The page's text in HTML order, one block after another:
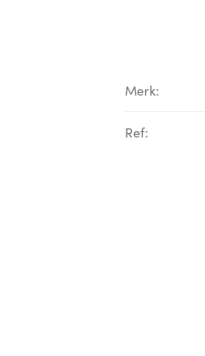
Merk:
Ref: